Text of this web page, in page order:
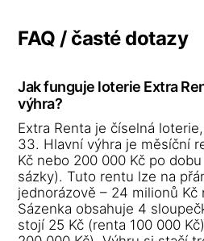
FAQ / časté dotazy
Jak funguje loterie Extra
výhra?
Extra Renta je číselná
33. Hlavní výhra je měsíční
Kč nebo 200 000 Kč po
sázky). Tuto rentu lze na
jednorázově – 24 milionů Kč
Sázenka obsahuje 4
stojí 25 Kč (renta 100 000